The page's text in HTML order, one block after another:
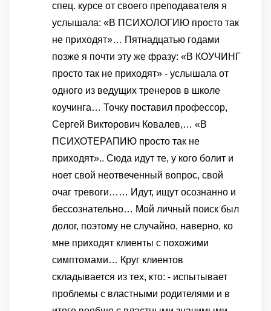
спец. курсе от своего преподавателя я
услышала: «В ПСИХОЛОГИЮ просто так
не приходят»… Пятнадцатью годами
позже я почти эту же фразу: «В КОУЧИНГ
просто так не приходят» - услышала от
одного из ведущих тренеров в школе
коучинга… Точку поставил профессор,
Сергей Викторович Ковалев,… «В
ПСИХОТЕРАПИЮ просто так не
приходят».. Сюда идут те, у кого болит и
ноет свой неотвеченный вопрос, свой
очаг тревоги…… Идут, ищут осознанно и
бессознательно… Мой личный поиск был
долог, поэтому не случайно, наверно, ко
мне приходят клиенты с похожими
симптомами… Круг клиентов
складывается из тех, кто: - испытывает
проблемы с властными родителями и в